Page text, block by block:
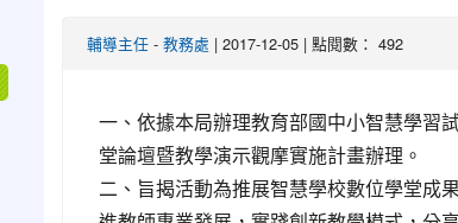
輔導主任 - 教務處 | 2017-12-05 | 點閱數： 492
一、依據本局辦理教育部國中小智慧學習
堂論壇暨教學演示觀摩實施計畫辦理。
二、旨揭活動為推展智慧學校數位學堂成